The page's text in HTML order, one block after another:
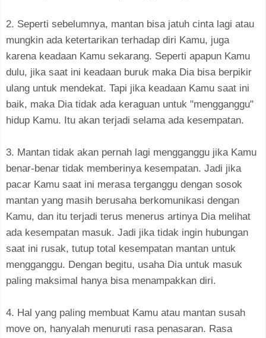
2. Seperti sebelumnya, mantan bisa jatuh cinta lagi atau
mungkin ada ketertarikan terhadap diri Kamu, juga
karena keadaan Kamu sekarang. Seperti apapun Kamu
dulu, jika saat ini keadaan buruk maka Dia bisa berpikir
ulang untuk mendekat. Tapi jika keadaan Kamu saat ini
baik, maka Dia tidak ada keraguan untuk "mengganggu"
hidup Kamu. Itu akan terjadi selama ada kesempatan.
3. Mantan tidak akan pernah lagi mengganggu jika Kamu
benar-benar tidak memberinya kesempatan. Jadi jika
pacar Kamu saat ini merasa terganggu dengan sosok
mantan yang masih berusaha berkomunikasi dengan
Kamu, dan itu terjadi terus menerus artinya Dia melihat
ada kesempatan masuk. Jadi jika tidak ingin hubungan
saat ini rusak, tutup total kesempatan mantan untuk
mengganggu. Dengan begitu, usaha Dia untuk masuk
paling maksimal hanya bisa menampakkan diri.
4. Hal yang paling membuat Kamu atau mantan susah
move on, hanyalah menuruti rasa penasaran. Rasa